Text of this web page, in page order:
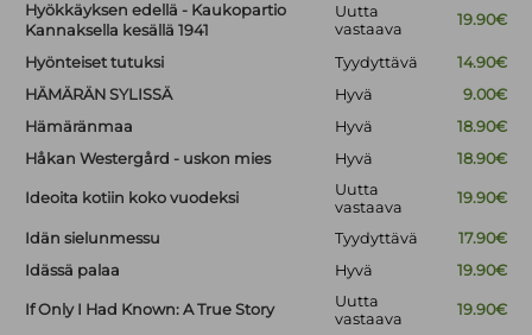
Hyökkäyksen edellä - Kaukopartio
Kannaksella kesällä 1941
Uutta
vastaava
19.90€
Hyönteiset tutuksi Tyydyttävä
14.90€
HÄMÄRÄN SYLISSÄ
Hyvä
9.00€
Hämäränmaa
Hyvä
18.90€
Håkan Westergård - uskon mies
Hyvä 18.90€
Ideoita kotiin koko vuodeksi
Uutta
vastaava
19.90€
Idän sielunmessu Tyydyttävä
17.90€
Idässä palaa
Hyvä 19.90€
If Only I Had Known: A True Story
Uutta
vastaava
19.90€